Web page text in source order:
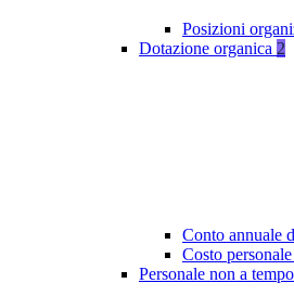
Posizioni
Dotazione organica 2
Conto annuale
Costo
Personale non a